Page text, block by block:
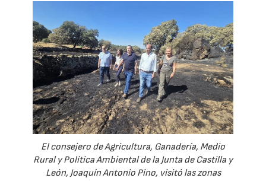
El consejero de Agricultura, Ganadería, Medio
Rural y Política Ambiental de la Junta de Castilla y
León, Joaquín Antonio Pino, visitó las zonas